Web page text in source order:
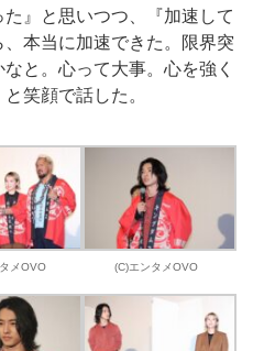
』と思いつつ、『加速して
本当に加速できた。限界突
と。心って大事。心を強く
笑顔で話した。
メOVO (C)エンタメOVO